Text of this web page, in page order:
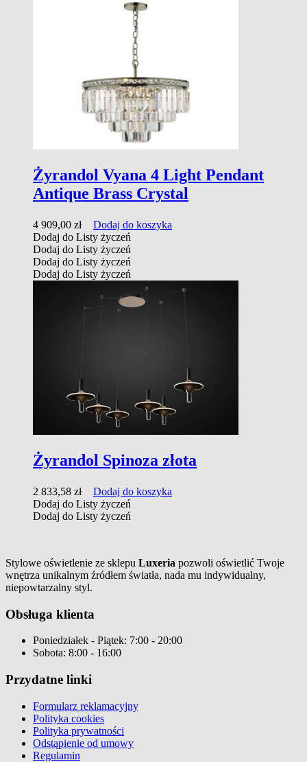
Żyrandol Vyana 4 Light Pendant
Antique Brass Crystal
4 909,00 zł
Dodaj do koszyka
Dodaj do Listy życzeń
Dodaj do Listy życzeń
Dodaj do Listy życzeń
Dodaj do Listy życzeń
Żyrandol Spinoza złota
2 833,58 zł
Dodaj do koszyka
Dodaj do Listy życzeń
Dodaj do Listy życzeń
Stylowe oświetlenie ze sklepu Luxeria pozwoli oświetlić Twoje
wnętrza unikalnym źródłem światła, nada mu indywidualny,
niepowtarzalny styl.
Obsługa klienta
Poniedziałek - Piątek: 7:00 - 20:00
Sobota: 8:00 - 16:00
Przydatne linki
Formularz reklamacyjny
Polityka cookies
Polityka prywatności
Odstąpienie od umowy
Regulamin